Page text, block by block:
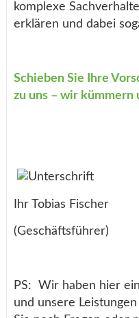
komplexe
erklären und dabei
Schieben Sie Ihre
zu uns – wir kümmern
Ihr Tobias Fischer
(Geschäftsführer)
PS: Wir haben hier
und unsere